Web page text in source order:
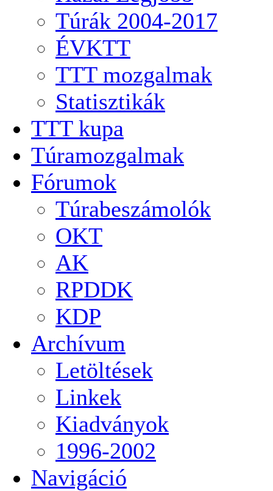
Túrák 2004-2017
ÉVKTT
TTT mozgalmak
Statisztikák
TTT kupa
Túramozgalmak
Fórumok
Túrabeszámolók
OKT
AK
RPDDK
KDP
Archívum
Letöltések
Linkek
Kiadványok
1996-2002
Navigáció